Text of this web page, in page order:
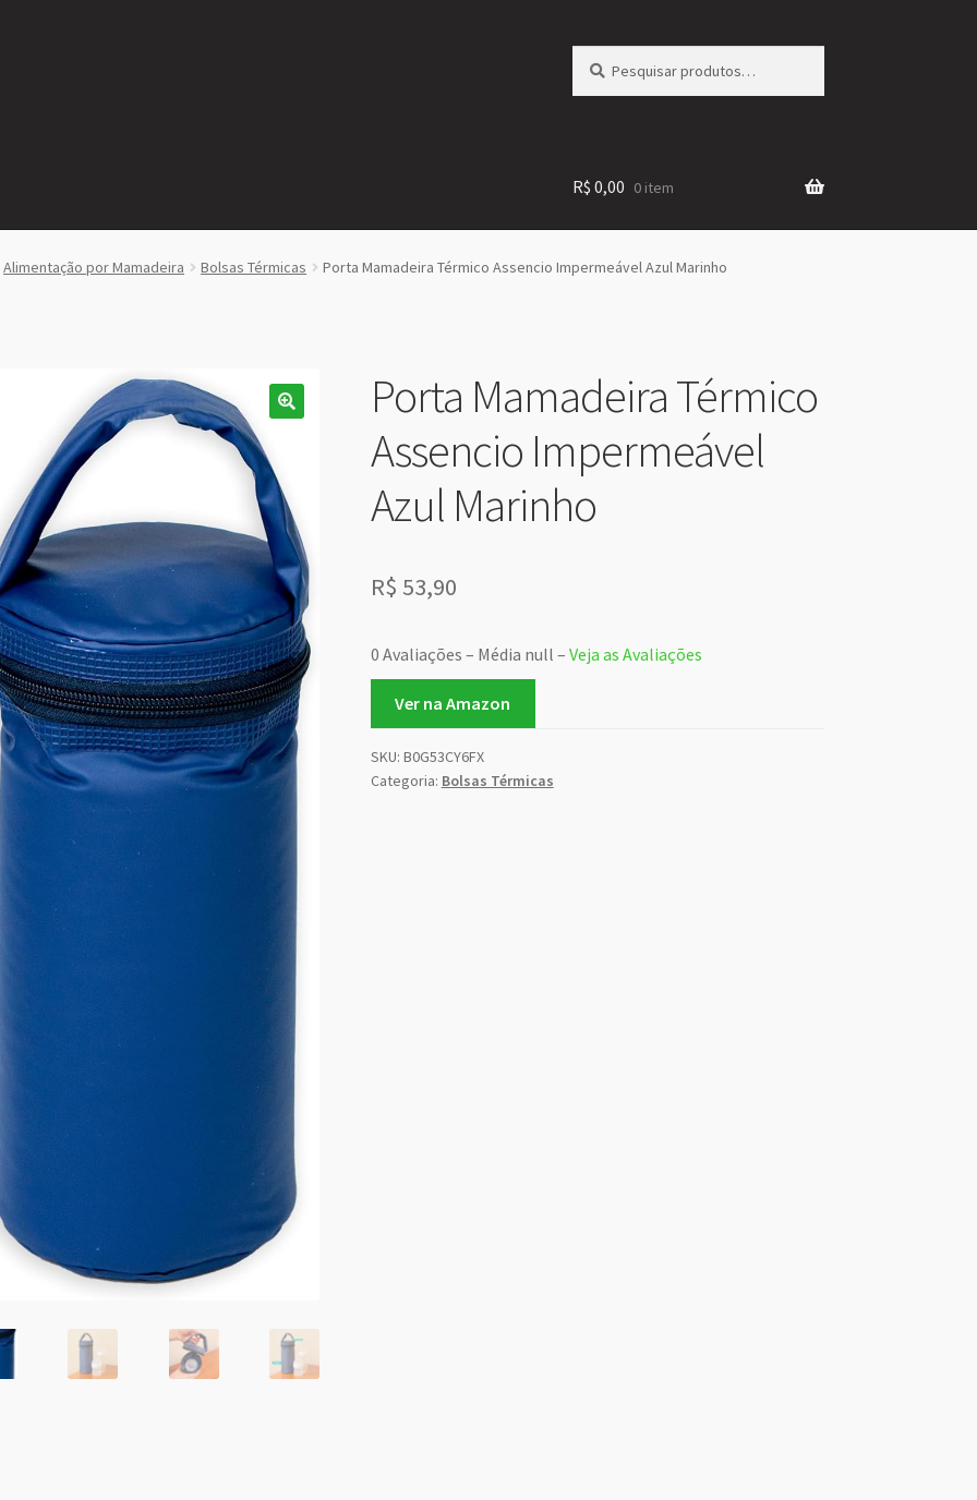
por:
R$ 0,00 0 item
Alimentação por Mamadeira Bolsas Térmicas Porta Mamadeira Térmico Assencio Impermeável Azul Marinho
Porta Mamadeira Térmico
Assencio Impermeável
Azul Marinho
R$ 53,90
0 Avaliações – Média null – Veja as Avaliações
Ver na Amazon
SKU: B0G53CY6FX
Categoria: Bolsas Térmicas